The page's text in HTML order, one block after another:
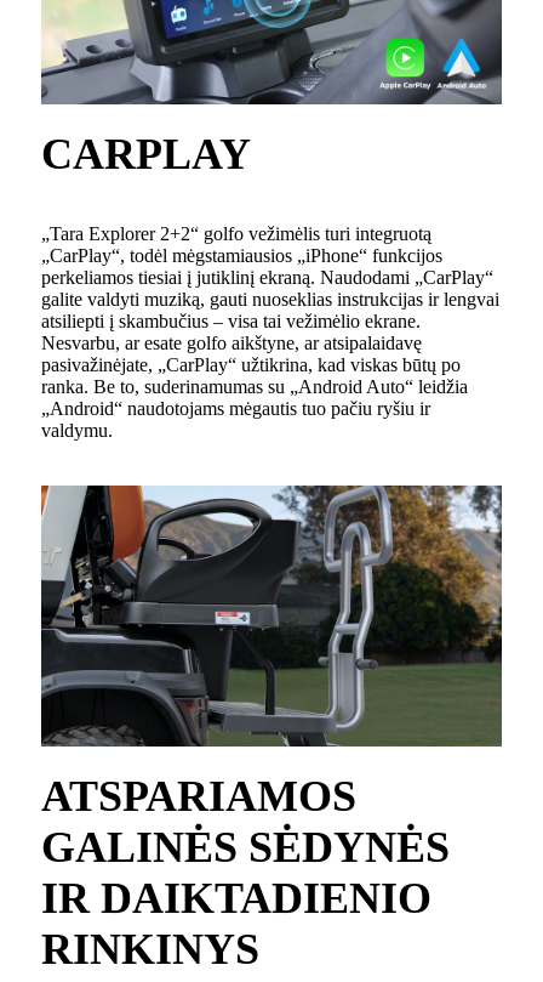
CARPLAY
„Tara Explorer 2+2“ golfo vežimėlis turi integruotą
„CarPlay“, todėl mėgstamiausios „iPhone“ funkcijos
perkeliamos tiesiai į jutiklinį ekraną. Naudodami „CarPlay“
galite valdyti muziką, gauti nuoseklias instrukcijas ir lengvai
atsiliepti į skambučius – visa tai vežimėlio ekrane.
Nesvarbu, ar esate golfo aikštyne, ar atsipalaidavę
pasivažinėjate, „CarPlay“ užtikrina, kad viskas būtų po
ranka. Be to, suderinamumas su „Android Auto“ leidžia
„Android“ naudotojams mėgautis tuo pačiu ryšiu ir
valdymu.
ATSPARIAMOS
GALINĖS SĖDYNĖS
IR DAIKTADIENIO
RINKINYS